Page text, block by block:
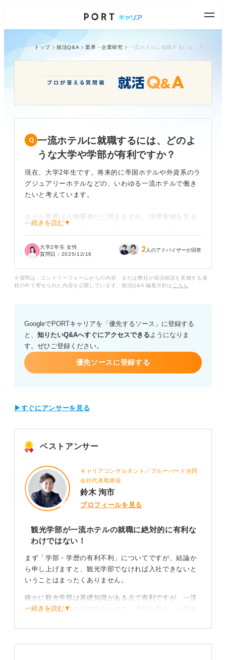
トップ 就活Q&A 業界・企業研究
一流ホテルに就職するには、どのよ
うな大学や学部が有利ですか？
現在、大学2年生です。将来的に帝国ホテルや外資系のラ
グジュアリーホテルなどの、いわゆる一流ホテルで働き
たいと考えています。
ホテル業界は人物重視だと聞きますが、採用実績を見る
と有利な大学や就職に強い学部があるようにも感じま
からでも一流ホテルに就職できるのか気になります。
価されるポイントや、実際に活躍している社員の特徴な
ども知りたいです。
⋯続きを読む▼
大学2年生 女性
質問日： 2025/12/16 2 人のアドバイザーが回答
※質問は、エントリーフォームからの内容、または弊社が就活相談を実施する過
程の中で寄せられた内容を公開しています。就活Q&A 編集方針は こちら
GoogleでPORTキャリアを「優先するソース」に登録する
と、 知りたいQ&Aへすぐにアクセスできるようになりま
す。ぜひご登録ください。
優先ソースに登録する
▶すぐにアンサーを見る
ベストアンサー
キャリアコンサルタント／ブルーバード合同
会社代表取締役
鈴木 洵市
プロフィールを見る
観光学部が一流ホテルの就職に絶対的に有利な
わけではない！
まず「学部・学歴の有利不利」についてですが、結論か
ら申し上げますと、観光学部でなければ入社できないと
いうことはまったくありません。
確かに観光学部は基礎知識がある点で有利ですが、一流
ホテルほど組織の活性化のために「多様な視点」を重視
大学からも多くの採用実績があります。
⋯続きを読む▼